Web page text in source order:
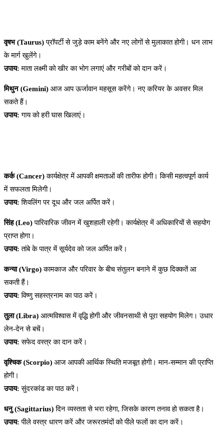
वृषभ (Taurus)प्रॉपर्टी से जुड़े काम बनेंगे और नए लोगों से मुलाकात होगी। धन लाभ
के मार्ग खुलेंगे।
उपाय:माता लक्ष्मी को खीर का भोग लगाएं और गरीबों को दान करें।
मिथुन (Gemini) आज आप ऊर्जावान महसूस करेंगे। नए करियर के अवसर मिल
सकते हैं।
उपाय: गाय को हरी घास खिलाएं।
कर्क (Cancer)कार्यक्षेत्र में आपकी क्षमताओं की तारीफ होगी। किसी महत्वपूर्ण कार्य
में सफलता मिलेगी।
उपाय: शिवलिंग पर दूध और जल अर्पित करें।
सिंह (Leo)पारिवारिक जीवन में खुशहाली रहेगी। कार्यक्षेत्र में अधिकारियों से सहयोग
प्राप्त होगा।
उपाय: तांबे के पात्र में सूर्यदेव को जल अर्पित करें।
कन्या (Virgo)कामकाज और परिवार के बीच संतुलन बनाने में कुछ दिक्कतें आ
सकती हैं।
उपाय: विष्णु सहस्त्रनाम का पाठ करें।
तुला (Libra) आत्मविश्वास में वृद्धि होगी और जीवनसाथी से पूरा सहयोग मिलेग। उधार
लेन-देन से बचें।
उपाय:सफेद वस्त्र का दान करें।
वृश्चिक (Scorpio) आज आपकी आर्थिक स्थिति मजबूत होगी। मान-सम्मान की प्राप्ति
होगी।
उपाय:सुंदरकांड का पाठ करें।
धनु (Sagittarius)दिन व्यस्तता से भरा रहेगा, जिसके कारण तनाव हो सकता है।
उपाय:पीले वस्त्र धारण करें और जरूरतमंदों को पीले फलों का दान करें।